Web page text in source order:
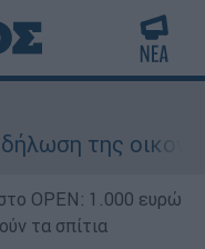
της
OPEN: 1.000 ευρώ
τα σπίτια